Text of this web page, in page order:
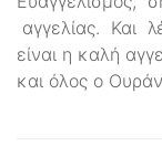
αγγελίας. Και
είναι η καλή
και όλος ο